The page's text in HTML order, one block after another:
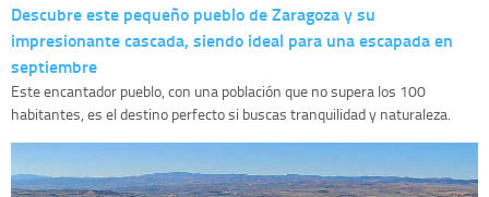
Descubre este pequeño pueblo de Zaragoza y su
impresionante cascada, siendo ideal para una escapada en
septiembre
Este encantador pueblo, con una población que no supera los 100
habitantes, es el destino perfecto si buscas tranquilidad y naturaleza.